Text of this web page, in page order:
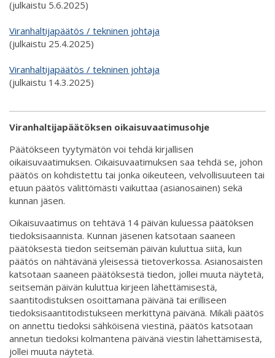
(julkaistu 5.6.2025)
Viranhaltijapäätös / tekninen johtaja
(julkaistu 25.4.2025)
Viranhaltijapäätös / tekninen johtaja
(julkaistu 14.3.2025)
Viranhaltijapäätöksen oikaisuvaatimusohje
Päätökseen tyytymätön voi tehdä kirjallisen
oikaisuvaatimuksen. Oikaisuvaatimuksen saa tehdä se, johon
päätös on kohdistettu tai jonka oikeuteen, velvollisuuteen tai
etuun päätös välittömästi vaikuttaa (asianosainen) sekä
kunnan jäsen.
Oikaisuvaatimus on tehtävä 14 päivän kuluessa päätöksen
tiedoksisaannista. Kunnan jäsenen katsotaan saaneen
päätöksestä tiedon seitsemän päivän kuluttua siitä, kun
päätös on nähtävänä yleisessä tietoverkossa. Asianosaisten
katsotaan saaneen päätöksestä tiedon, jollei muuta näytetä,
seitsemän päivän kuluttua kirjeen lähettämisestä,
saantitodistuksen osoittamana päivänä tai erilliseen
tiedoksisaantitodistukseen merkittynä päivänä. Mikäli päätös
on annettu tiedoksi sähköisenä viestinä, päätös katsotaan
annetun tiedoksi kolmantena päivänä viestin lähettämisestä,
jollei muuta näytetä.